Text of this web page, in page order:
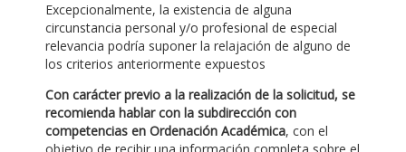
Excepcionalmente, la existencia de alguna
circunstancia personal y/o profesional de especial
relevancia podría suponer la relajación de alguno de
los criterios anteriormente expuestos
Con carácter previo a la realización de la solicitud, se
recomienda hablar con la subdirección con
competencias en Ordenación Académica, con el